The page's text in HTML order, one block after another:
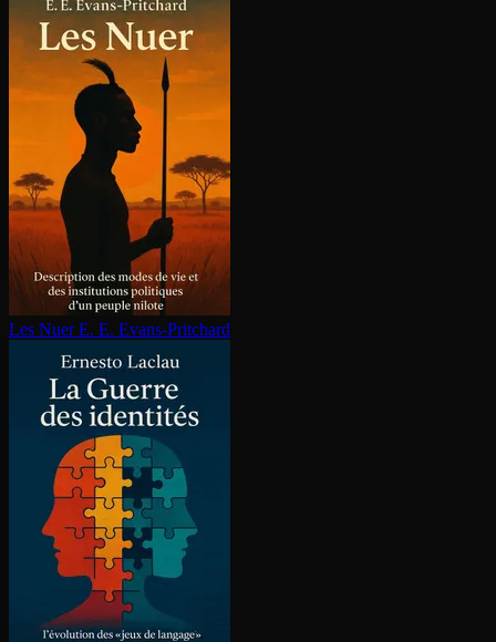
Les Nuer E. E. Evans-Pritchard